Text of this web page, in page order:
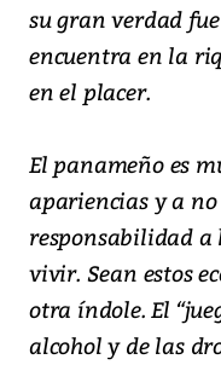
su gran verdad
encuentra en la
en el placer.
El panameño es
apariencias y a
responsabilidad
vivir. Sean estos
otra índole. El
alcohol y de las